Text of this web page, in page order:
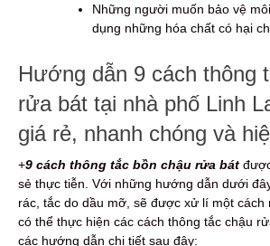
Những người muốn bảo vệ
dụng những hóa chất có hại
Hướng dẫn 9 cách thông
rửa bát tại nhà phố Linh
giá rẻ, nhanh chóng và
+9 cách thông tắc bồn chậu rửa bát
sẻ thực tiễn. Với những hướng dẫn dưới
rác, tắc do dầu mỡ, sẽ được xử lí một cách
có thể thực hiện các cách thông tắc chậu
các hướng dẫn chi tiết sau đây: